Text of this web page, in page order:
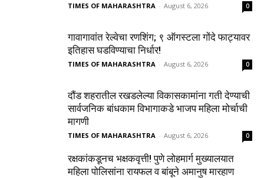
TIMES OF MAHARASHTRA - August 6, 2026 0
गावागावांत रेल्वेचा रणशिंग; ९ ऑगस्टला गोंदे फाट्यावर
इतिहास घडविण्याचा निर्धार!
TIMES OF MAHARASHTRA - August 6, 2026 0
दौंड शहरातील रखडलेल्या विकासकामांना गती देण्याची
सार्वजनिक बांधकाम विभागाकडे भाजप महिला मोर्चाची
मागणी
TIMES OF MAHARASHTRA - August 6, 2026 0
रक्षकांकडूनच भक्षकवृत्ती! पुणे लोहमार्ग मुख्यालयात
महिला पोलिसांना रायफल व बांबूने अमानुष मारहाण